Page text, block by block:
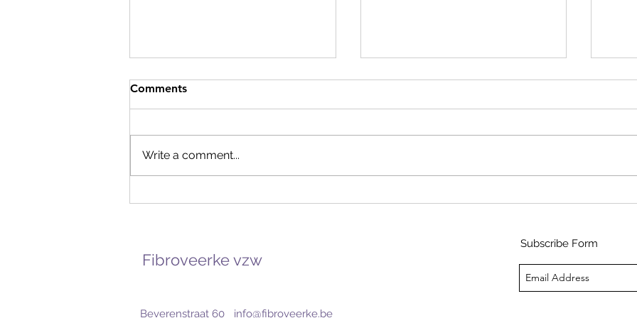
prettige vakantie!
Comments
Write a comment...
Fibroveerke vzw
Beverenstraat 60 info@fibroveerke.be
Subscribe Form